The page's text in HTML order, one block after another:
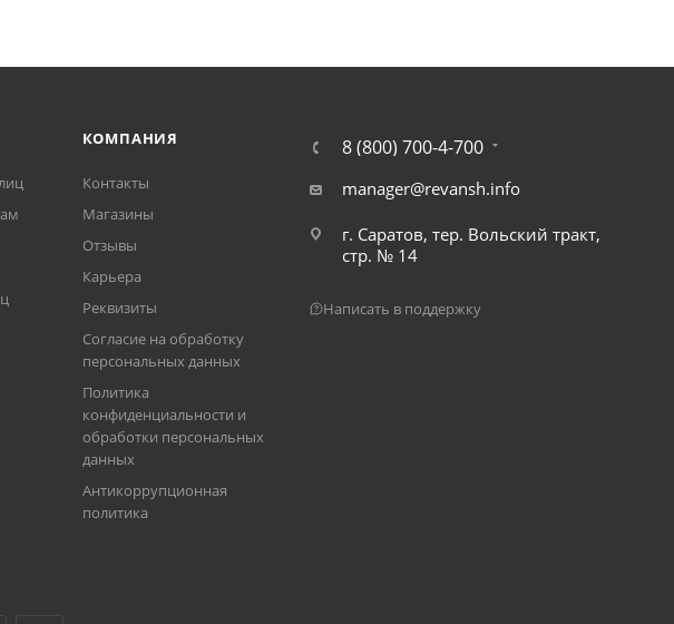
КОМПАНИЯ
Контакты
Магазины
Отзывы
Карьера
Реквизиты
Согласие на обработку
персональных данных
Политика
конфиденциальности и
обработки персональных
данных
Антикоррупционная
политика
8 (800) 700-4-700
manager@revansh.info
г. Саратов, тер. Вольский тракт,
стр. № 14
Написать в поддержку